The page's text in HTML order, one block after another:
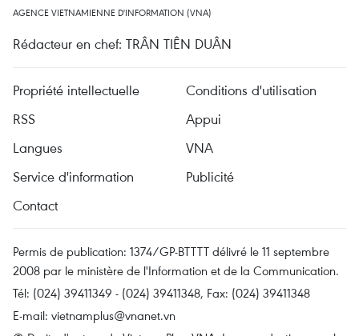
AGENCE VIETNAMIENNE D'INFORMATION (VNA)
Rédacteur en chef: TRÂN TIÊN DUÂN
Propriété intellectuelle
Conditions d'utilisation
RSS
Appui
Langues
VNA
Service d'information
Publicité
Contact
Permis de publication: 1374/GP-BTTTT délivré le 11 septembre
2008 par le ministère de l'Information et de la Communication.
Tél: (024) 39411349 - (024) 39411348, Fax: (024) 39411348
E-mail: vietnamplus@vnanet.vn